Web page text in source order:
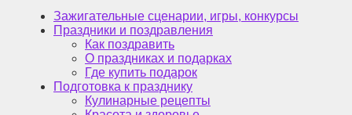
Зажигательные сценарии, игры, конкурсы
Праздники и поздравления
Как поздравить
О праздниках и подарках
Где купить подарок
Подготовка к празднику
Кулинарные рецепты